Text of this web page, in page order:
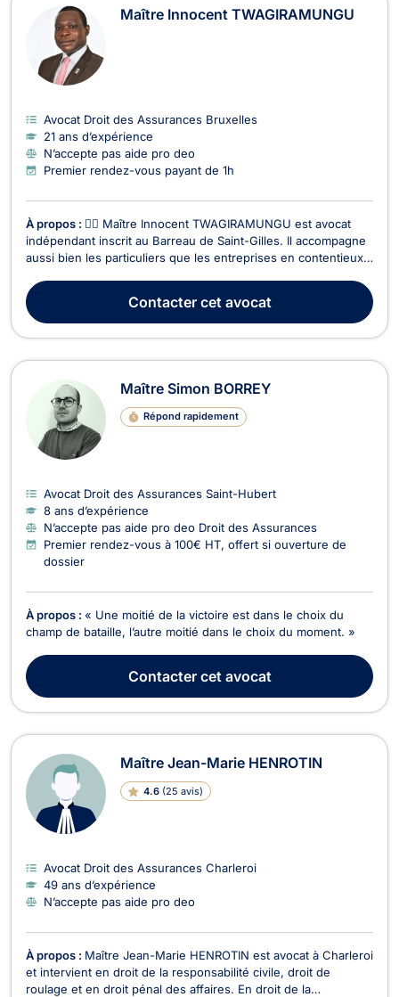
Maître Innocent TWAGIRAMUNGU
Avocat Droit des Assurances Bruxelles
21 ans d’expérience
N’accepte pas aide pro deo
Premier rendez-vous payant de 1h
À propos : 👨‍⚖️ Maître Innocent TWAGIRAMUNGU est avocat
indépendant inscrit au Barreau de Saint-Gilles. Il accompagne
aussi bien les particuliers que les entreprises en contentieux
plusieurs branches du droit. 🔹 Domaines d’intervention : ✅
Droit des sociétés– Création d’entreprises...
Contactercet avocat
Maître Simon BORREY
Répond rapidement
Avocat Droit des Assurances Saint-Hubert
8 ans d’expérience
N’accepte pas aide pro deo Droit des Assurances
Premier rendez-vous à 100€ HT, offert si ouverture de
dossier
À propos : « Une moitié de la victoire est dans le choix du
champ de bataille, l’autre moitié dans le choix du moment. »
Contactercet avocat
Maître Jean-Marie HENROTIN
4.6 (25 avis)
Avocat Droit des Assurances Charleroi
49 ans d’expérience
N’accepte pas aide pro deo
À propos : Maître Jean-Marie HENROTIN est avocat à Charleroi
et intervient en droit de la responsabilité civile, droit de
roulage et en droit pénal des affaires. En droit de la